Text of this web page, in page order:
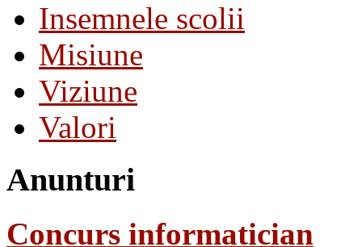
Insemnele scolii
Misiune
Viziune
Valori
Anunturi
Concurs informatician